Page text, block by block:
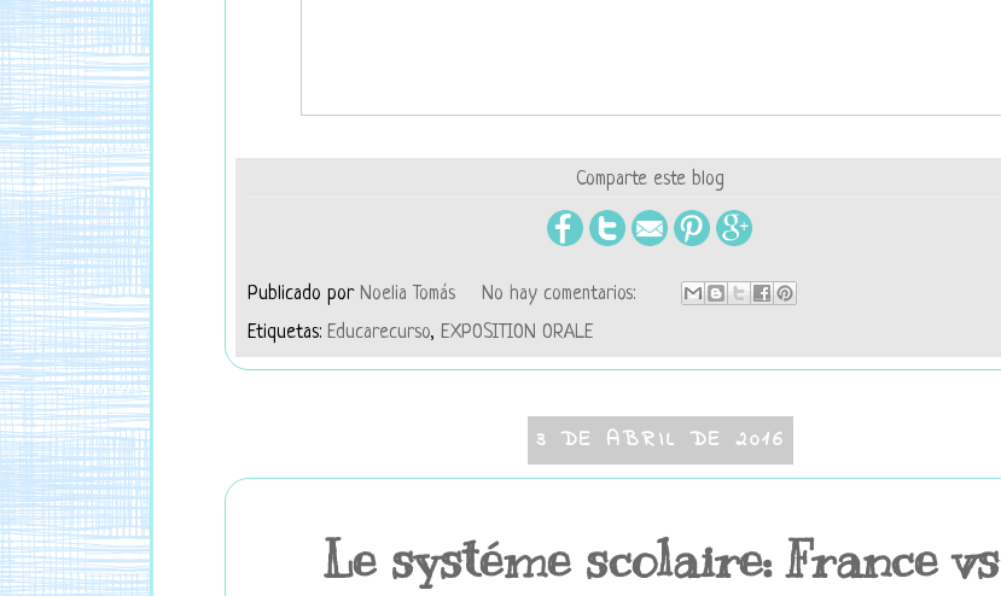
Comparte este blog
Publicado por Noelia Tomás
No hay comentarios:
Etiquetas: Educarecurso, EXPOSITION ORALE
3 DE ABRIL DE 2016
Le systéme scolaire: France vs